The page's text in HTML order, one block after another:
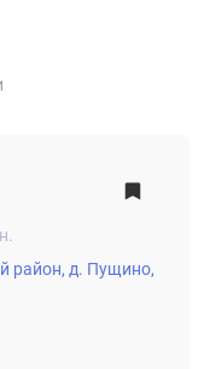
район, д. Пущино,